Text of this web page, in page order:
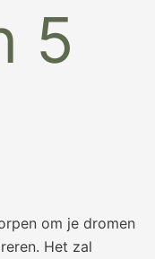
5
om je dromen
Het zal